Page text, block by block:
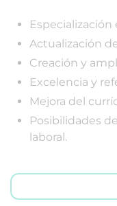
Actualización
Creación y
Excelencia y
Mejora del
Posibilidades
laboral.